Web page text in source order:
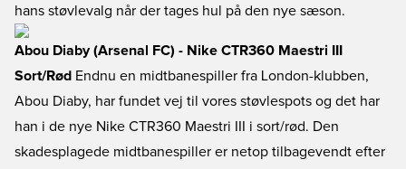
hans støvlevalg når der tages hul på den nye sæson.
Abou Diaby (Arsenal FC) - Nike CTR360 Maestri III
Sort/Rød Endnu en midtbanespiller fra London-klubben,
Abou Diaby, har fundet vej til vores støvlespots og det har
han i de nye Nike CTR360 Maestri III i sort/rød. Den
skadesplagede midtbanespiller er netop tilbagevendt efter